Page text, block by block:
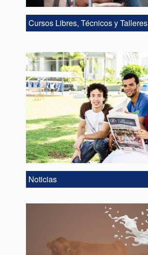
Cursos Libres, Técnicos y Talleres
Noticias